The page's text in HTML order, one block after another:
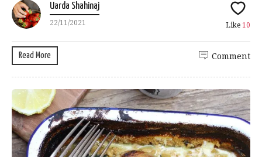
Uarda Shahinaj
22/11/2021 Like 10
Read More Comment